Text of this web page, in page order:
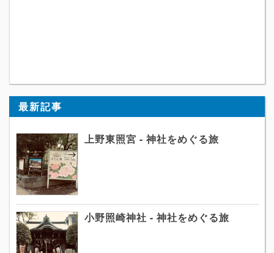
最新記事
上野東照宮 - 神社をめぐる旅
小野照崎神社 - 神社をめぐる旅